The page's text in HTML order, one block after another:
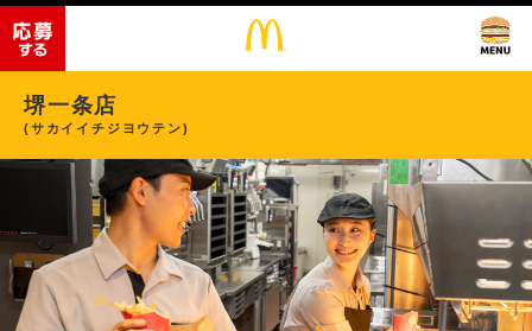
堺一条店
(サカイイチジヨウテン)